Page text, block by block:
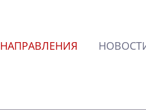
НАПРАВЛЕНИЯ